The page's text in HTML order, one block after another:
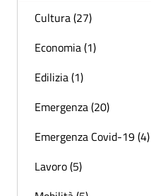
Cultura (27)
Economia (1)
Edilizia (1)
Emergenza (20)
Emergenza Covid-19 (4)
Lavoro (5)